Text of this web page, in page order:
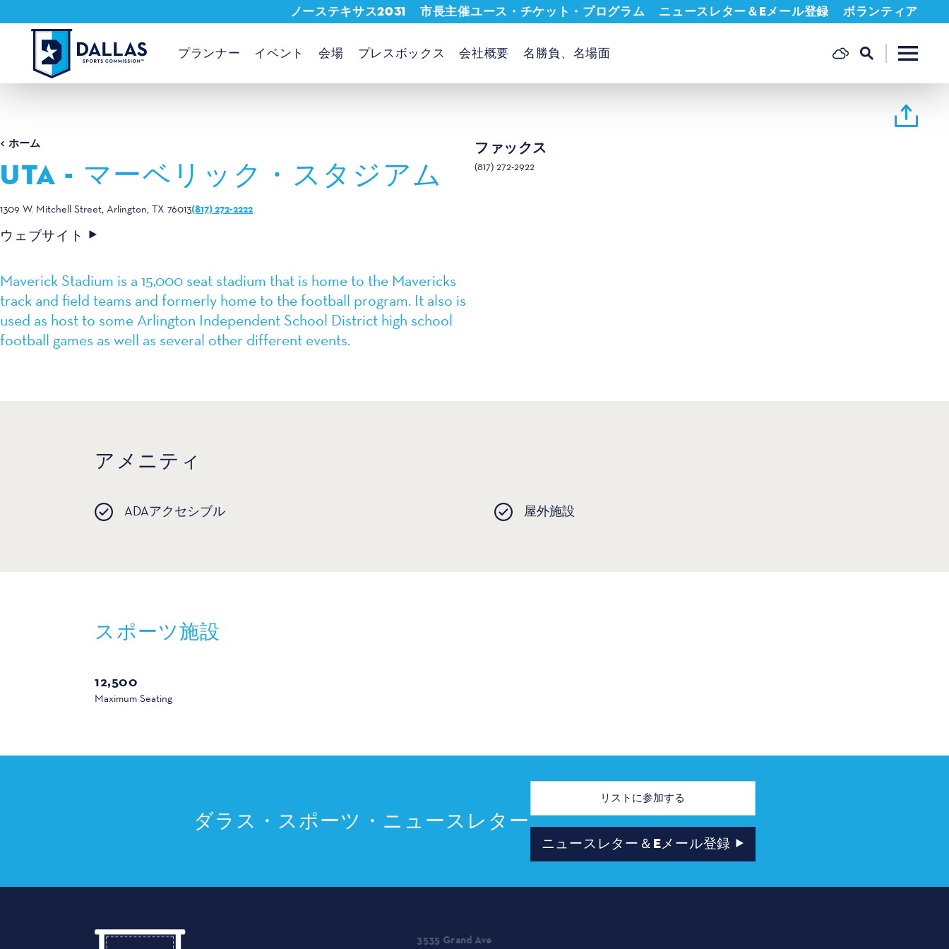
コンテンツへスキップ
プランナー イベント 会場 プレスボックス 会社概要 名勝負、名場面
ノーステキサス2031 市長主催ユース・チケット・プログラム ニュースレター＆Eメール登録 ボランティア
ホーム
UTA - マーベリック・スタジアム
1309 W. Mitchell Street Arlington, TX 76013(817) 272-2222
ウェブサイト
Maverick Stadium is a 15,000 seat stadium that is home to the Mavericks
track and field teams and formerly home to the football program. It also is
used as host to some Arlington Independent School District high school
football games as well as several other different events.
ファックス
(817) 272-2922
アメニティ
ADAアクセシブル 屋外施設
スポーツ施設
スポーツ
Maximum Seating
12,500
ダラス・スポーツ・ニュースレター
メ
ア
ド
ニュースレター＆Eメール登録
3535 Grand Ave